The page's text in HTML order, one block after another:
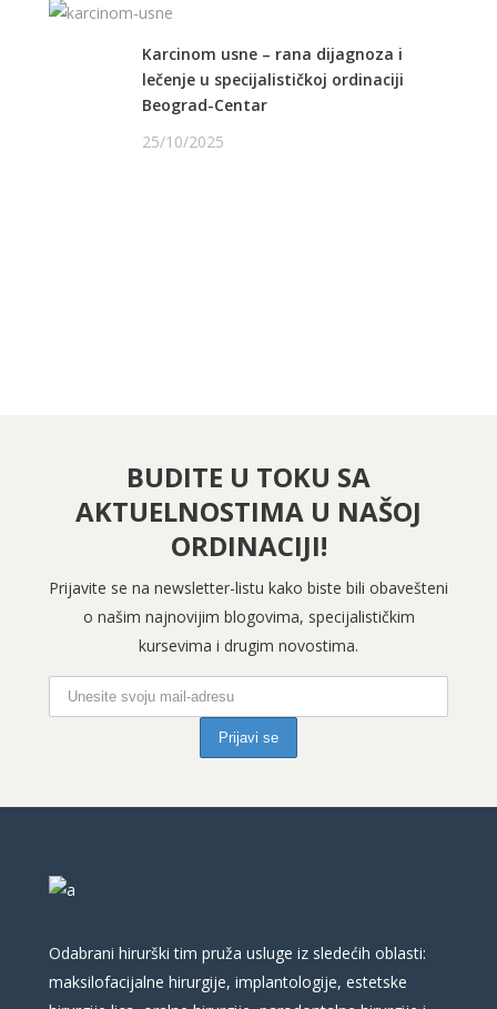
Karcinom usne – rana dijagnoza i
lečenje u specijalističkoj ordinaciji
Beograd-Centar
25/10/2025
BUDITE U TOKU SA
AKTUELNOSTIMA U NAŠOJ
ORDINACIJI!
Prijavite se na newsletter-listu kako biste bili obavešteni
o našim najnovijim blogovima, specijalističkim
kursevima i drugim novostima.
Odabrani hirurški tim pruža usluge iz sledećih oblasti:
maksilofacijalne hirurgije, implantologije, estetske